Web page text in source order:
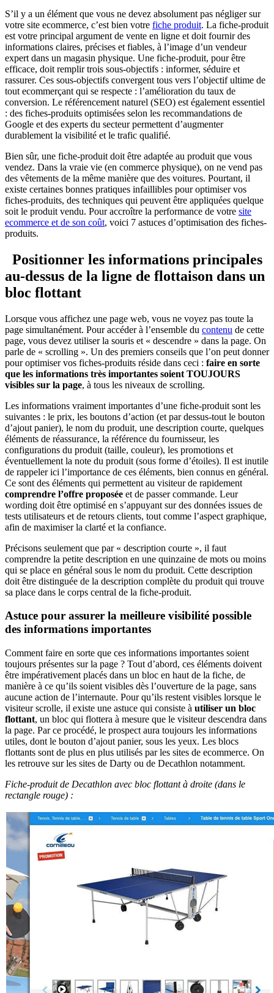
S’il y a un élément que vous ne devez absolument pas négliger sur
votre site ecommerce, c’est bien votre fiche produit. La fiche-produit
est votre principal argument de vente en ligne et doit fournir des
informations claires, précises et fiables, à l’image d’un vendeur
expert dans un magasin physique. Une fiche-produit, pour être
efficace, doit remplir trois sous-objectifs : informer, séduire et
rassurer. Ces sous-objectifs convergent tous vers l’objectif ultime de
tout ecommerçant qui se respecte : l’amélioration du taux de
conversion. Le référencement naturel (SEO) est également essentiel
: des fiches-produits optimisées selon les recommandations de
Google et des experts du secteur permettent d’augmenter
durablement la visibilité et le trafic qualifié.
Bien sûr, une fiche-produit doit être adaptée au produit que vous
vendez. Dans la vraie vie (en commerce physique), on ne vend pas
des vêtements de la même manière que des voitures. Pourtant, il
existe certaines bonnes pratiques infaillibles pour optimiser vos
fiches-produits, des techniques qui peuvent être appliquées quelque
soit le produit vendu. Pour accroître la performance de votre site
ecommerce et de son coût, voici 7 astuces d’optimisation des fiches-
produits.
Positionner les informations principales
au-dessus de la ligne de flottaison dans un
bloc flottant
Lorsque vous affichez une page web, vous ne voyez pas toute la
page simultanément. Pour accéder à l’ensemble du contenu de cette
page, vous devez utiliser la souris et « descendre » dans la page. On
parle de « scrolling ». Un des premiers conseils que l’on peut donner
pour optimiser vos fiches-produits réside dans ceci : faire en sorte
que les informations très importantes soient TOUJOURS
visibles sur la page, à tous les niveaux de scrolling.
Les informations vraiment importantes d’une fiche-produit sont les
suivantes : le prix, les boutons d’action (et par dessus-tout le bouton
d’ajout panier), le nom du produit, une description courte, quelques
éléments de réassurance, la référence du fournisseur, les
configurations du produit (taille, couleur), les promotions et
éventuellement la note du produit (sous forme d’étoiles). Il est inutile
de rappeler ici l’importance de ces éléments, bien connus en général.
Ce sont des éléments qui permettent au visiteur de rapidement
comprendre l’offre proposée et de passer commande. Leur
wording doit être optimisé en s’appuyant sur des données issues de
tests utilisateurs et de retours clients, tout comme l’aspect graphique,
afin de maximiser la clarté et la confiance.
Précisons seulement que par « description courte », il faut
comprendre la petite description en une quinzaine de mots ou moins
qui se place en général sous le nom du produit. Cette description
doit être distinguée de la description complète du produit qui trouve
sa place dans le corps central de la fiche-produit.
Astuce pour assurer la meilleure visibilité possible
des informations importantes
Comment faire en sorte que ces informations importantes soient
toujours présentes sur la page ? Tout d’abord, ces éléments doivent
être impérativement placés dans un bloc en haut de la fiche, de
manière à ce qu’ils soient visibles dès l’ouverture de la page, sans
aucune action de l’internaute. Pour qu’ils restent visibles lorsque le
visiteur scrolle, il existe une astuce qui consiste à utiliser un bloc
flottant, un bloc qui flottera à mesure que le visiteur descendra dans
la page. Par ce procédé, le prospect aura toujours les informations
utiles, dont le bouton d’ajout panier, sous les yeux. Les blocs
flottants sont de plus en plus utilisés par les sites de ecommerce. On
les retrouve sur les sites de Darty ou de Decathlon notamment.
Fiche-produit de Decathlon avec bloc flottant à droite (dans le
rectangle rouge) :